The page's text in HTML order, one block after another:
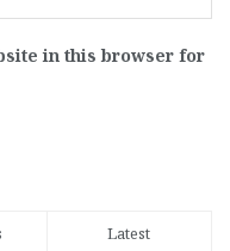
in this browser for
Latest